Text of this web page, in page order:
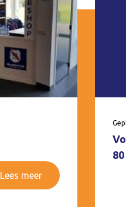
Lees meer